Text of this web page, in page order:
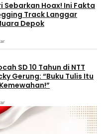
Sebarkan Hoax! Ini Fakta
Track Langgar
Depok
SD 10 Tahun di NTT
Gerung: “Buku Tulis Itu